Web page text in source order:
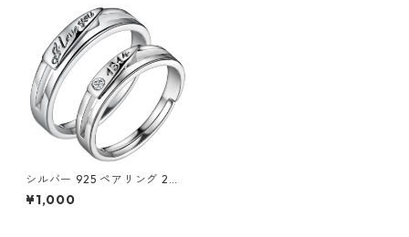
シルバー 925 ペアリング 2点
セット キュービックジルコニ
ア CZ ダイヤ
¥1,000